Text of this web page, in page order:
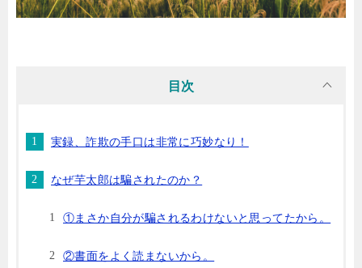
目次
実録、詐欺の手口は非常に巧妙なり！
なぜ芋太郎は騙されたのか？
①まさか自分が騙されるわけないと思ってたから。
②書面をよく読まないから。